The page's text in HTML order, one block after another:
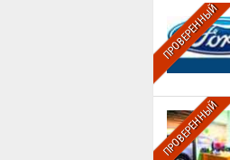
ПРОВЕРЕННЫЙ
ПРОВЕРЕННЫЙ